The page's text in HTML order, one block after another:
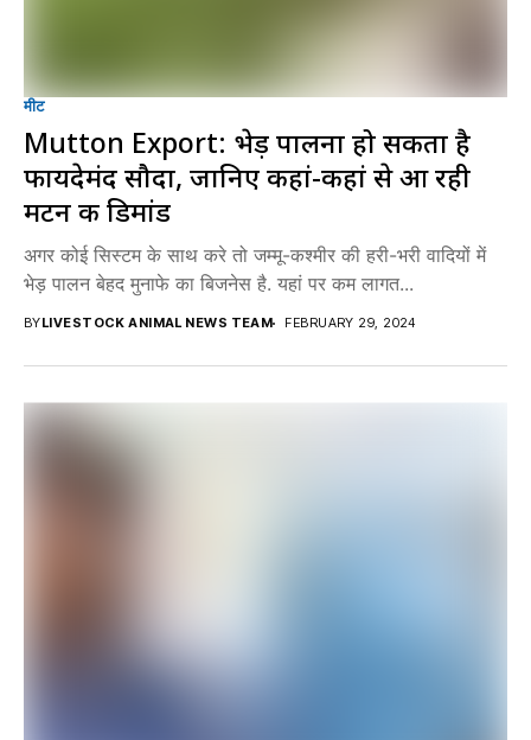
मीट
Mutton Export: भेड़ पालना हो सकता है
फायदेमंद सौदा, जानिए कहां-कहां से आ रही
मटन की डिमांड
अगर कोई सिस्टम के साथ करे तो जम्मू-कश्मीर की हरी-भरी वादियों में
भेड़ पालन बेहद मुनाफे का बिजनेस है. यहां पर कम लागत...
BYLIVESTOCK ANIMAL NEWS TEAM FEBRUARY 29, 2024